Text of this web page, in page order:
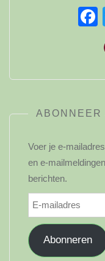
ABONNEER
Voer je e-
en e-
berichten.
E-
mailadres
Abonneren